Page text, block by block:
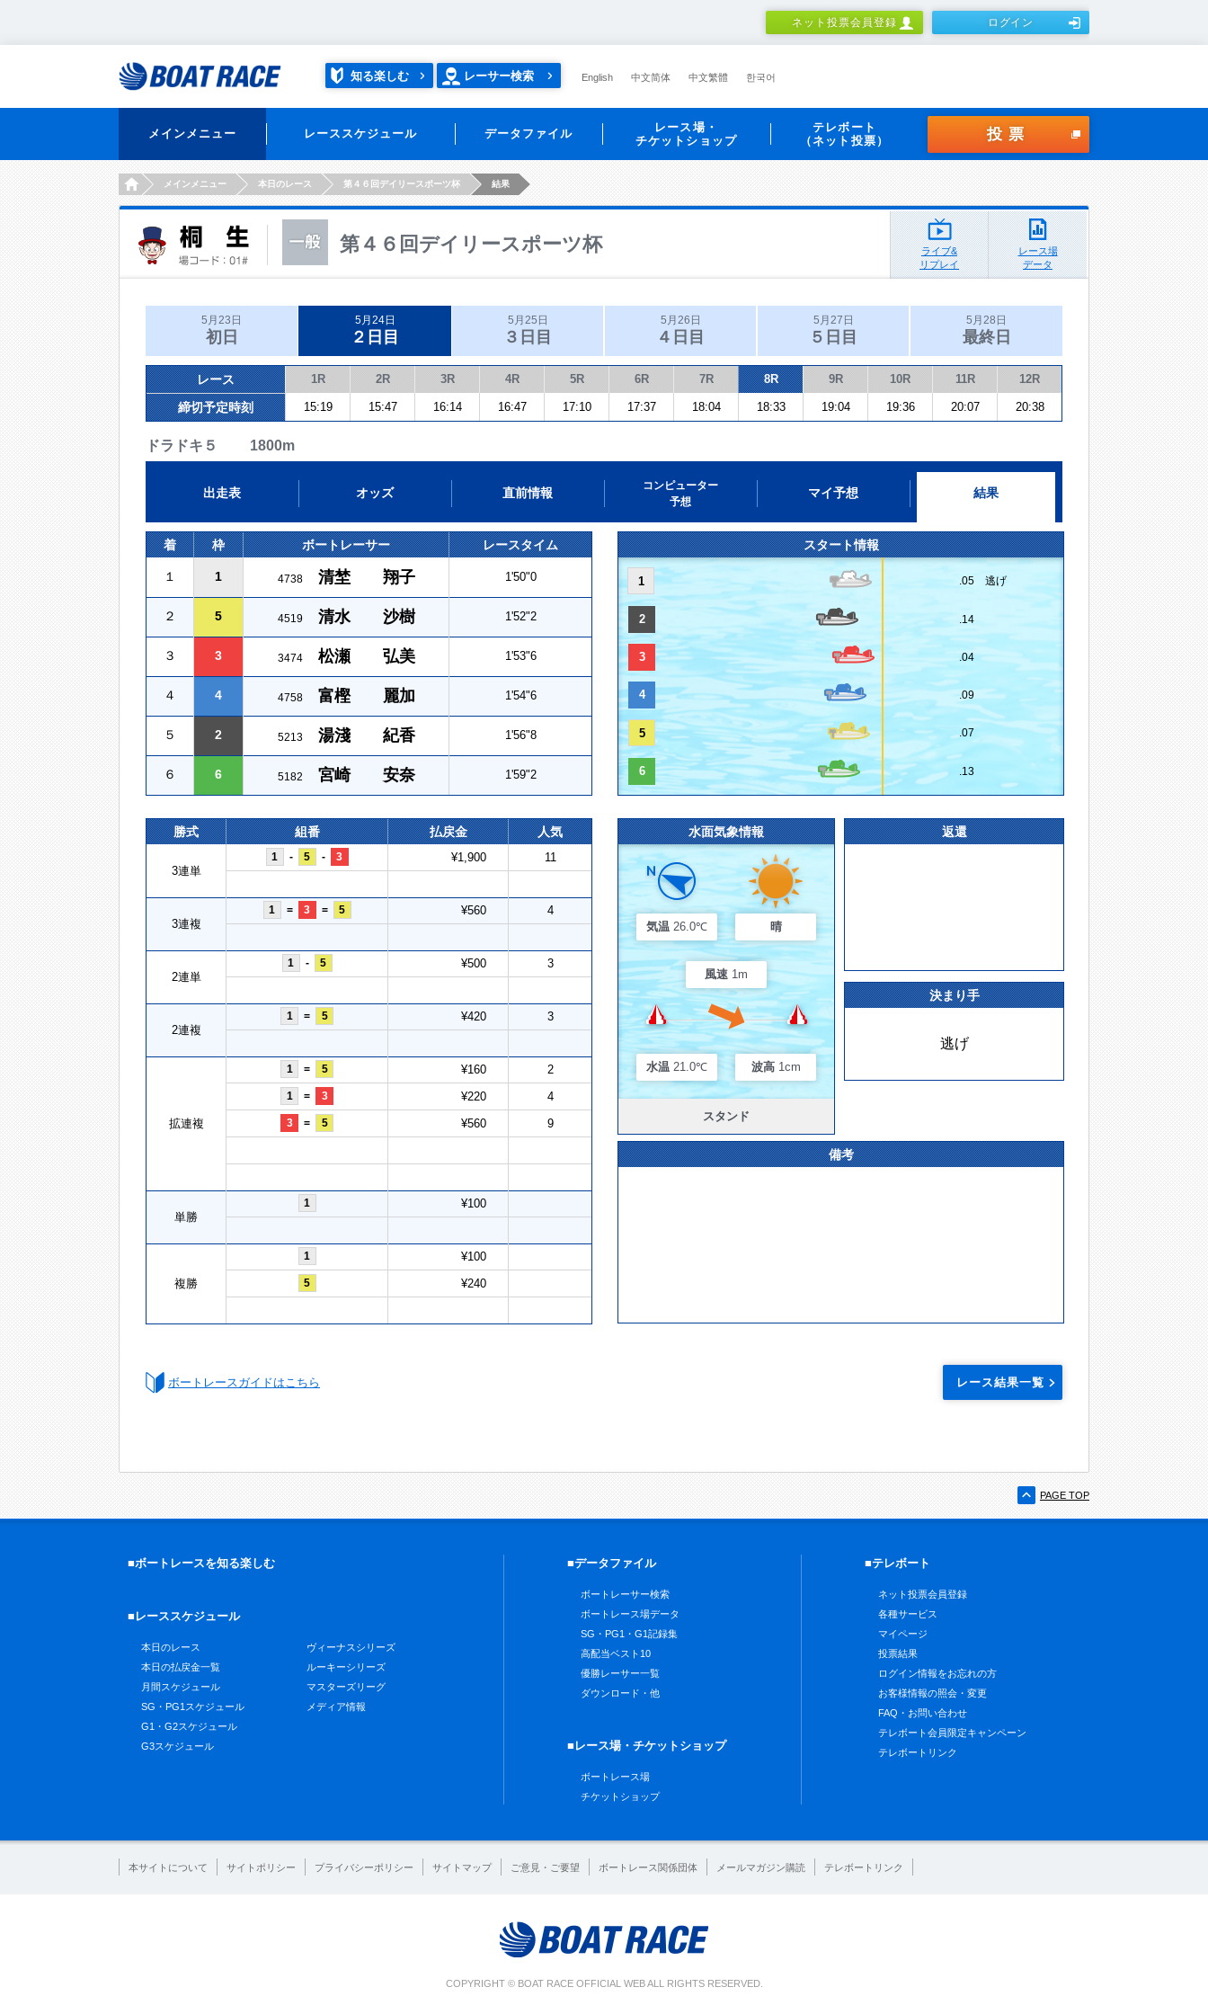
ネット投票会員登録 ログイン
知る楽しむ レーサー検索 English 中文简体 中文繁體 한국어
メインメニュー レーススケジュール データファイル
レース場・
チケットショップ
テレボート
（ネット投票）
投票
HOMEメインメニュー 本日のレース 第４６回デイリースポーツ杯 結果
第４６回デイリースポーツ杯
ライブ&
リプレイ
レース場
データ
5月23日
初日
5月24日
２日目
5月25日
３日目
5月26日
４日目
5月27日
５日目
5月28日
最終日
レース 1R 2R 3R 4R 5R 6R 7R 8R 9R 10R 11R 12R
締切予定時刻 15:19 15:47 16:14 16:47 17:10 17:37 18:04 18:33 19:04 19:36 20:07 20:38
ドラドキ５ 1800m
出走表 オッズ 直前情報
コンピューター
予想
マイ予想 結果
着 枠 ボートレーサー レースタイム
１ 1 4738 清埜 翔子 1'50"0
２ 5 4519 清水 沙樹 1'52"2
３ 3 3474 松瀬 弘美 1'53"6
４ 4 4758 富樫 麗加 1'54"6
５ 2 5213 湯淺 紀香 1'56"8
６ 6 5182 宮崎 安奈 1'59"2
スタート情報
1 .05 逃げ
2 .14
3 .04
4 .09
5 .07
6 .13
勝式 組番 払戻金 人気
3連単
1 - 5 - 3 ¥1,900 11
3連複
1 = 3 = 5 ¥560 4
2連単
1 - 5 ¥500 3
2連複
1 = 5 ¥420 3
拡連複
1 = 5 ¥160 2
1 = 3 ¥220 4
3 = 5 ¥560 9
単勝
1 ¥100
複勝
1 ¥100
5 ¥240
水面気象情報
気温 26.0℃ 晴
風速 1m
水温 21.0℃ 波高 1cm
スタンド
返還
決まり手
逃げ
備考
ボートレースガイドはこちら レース結果一覧
PAGE TOP
■ボートレースを知る楽しむ
■レーススケジュール
本日のレース
本日の払戻金一覧
月間スケジュール
SG・PG1スケジュール
G1・G2スケジュール
G3スケジュール
ヴィーナスシリーズ
ルーキーシリーズ
マスターズリーグ
メディア情報
■データファイル
ボートレーサー検索
ボートレース場データ
SG・PG1・G1記録集
高配当ベスト10
優勝レーサー一覧
ダウンロード・他
■レース場・チケットショップ
ボートレース場
チケットショップ
■テレボート
ネット投票会員登録
各種サービス
マイページ
投票結果
ログイン情報をお忘れの方
お客様情報の照会・変更
FAQ・お問い合わせ
テレボート会員限定キャンペーン
テレボートリンク
本サイトについて サイトポリシー プライバシーポリシー サイトマップ ご意見・ご要望 ボートレース関係団体 メールマガジン購読 テレボートリンク
COPYRIGHT © BOAT RACE OFFICIAL WEB ALL RIGHTS RESERVED.